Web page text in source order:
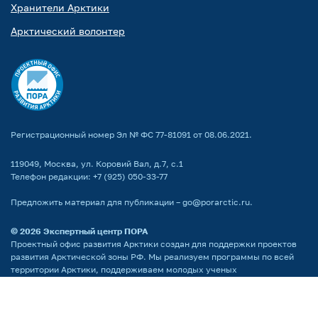
Хранители Арктики
Арктический волонтер
Регистрационный номер Эл № ФС 77-81091 от 08.06.2021.
119049, Москва, ул. Коровий Вал, д.7, с.1
Телефон редакции: +7 (925) 050-33-77
Предложить материал для публикации – go@porarctic.ru.
© 2026 Экспертный центр ПОРА
Проектный офис развития Арктики создан для поддержки проектов
развития Арктической зоны РФ. Мы реализуем программы по всей
территории Арктики, поддерживаем молодых ученых